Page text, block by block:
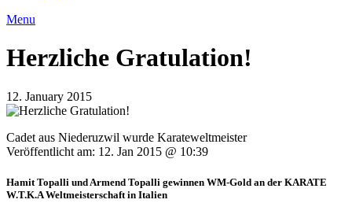
Menu
Herzliche Gratulation!
12. January 2015
Cadet aus Niederuzwil wurde Karateweltmeister
Veröffentlicht am: 12. Jan 2015 @ 10:39
Hamit Topalli und Armend Topalli gewinnen WM-Gold an der KARATE
W.T.K.A Weltmeisterschaft in Italien